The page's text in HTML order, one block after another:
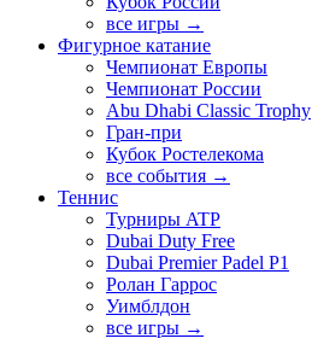
все игры →
Фигурное катание
Чемпионат Европы
Чемпионат России
Abu Dhabi Classic Trophy
Гран-при
Кубок Ростелекома
все события →
Теннис
Турниры ATP
Dubai Duty Free
Dubai Premier Padel P1
Ролан Гаррос
Уимблдон
все игры →